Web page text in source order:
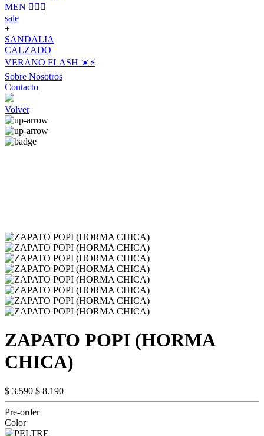
MEN 🙋🏽‍♂️
sale
+
SANDALIA
CALZADO
VERANO FLASH ☀️⚡️
Sobre Nosotros
Contacto
Volver
ZAPATO POPI (HORMA
CHICA)
$ 3.590 $ 8.190
Pre-order
Color